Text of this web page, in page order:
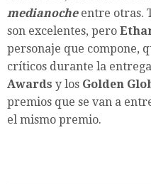
medianocheentre otras.
son excelentes, pero
personaje que compone,
críticos durante la
Awards y los Golden
premios que se van a
el mismo premio.